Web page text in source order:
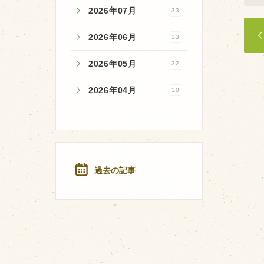
2026年07月 33
2026年06月 33
2026年05月 32
2026年04月 30
過去の記事